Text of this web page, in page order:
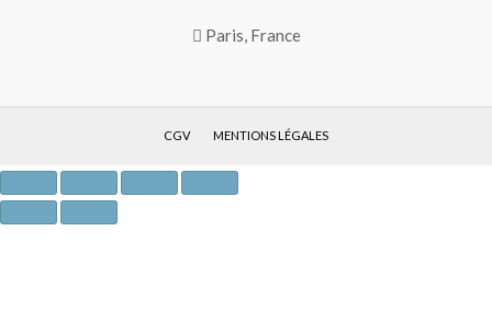
Paris, France
CGV MENTIONS LÉGALES